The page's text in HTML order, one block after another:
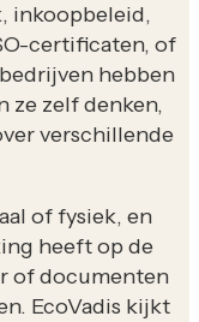
inkoopbeleid,
certificaten, of
hebben
ze zelf denken,
verschillende
of fysiek, en
heeft op de
of documenten
EcoVadis kijkt